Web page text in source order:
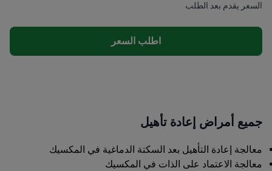
السعر يقدم بعد الطلب
اطلب السعر
جميع أمراض إعادة تأهيل
معالجة إعادة التأهيل بعد السكتة الدماغية في المكسيك
معالجة الاعتماد على الذات في المكسيك